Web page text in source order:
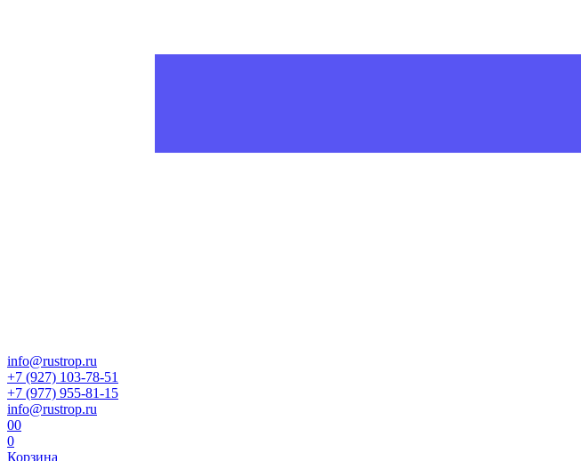
info@rustrop.ru
+7 (927) 103-78-51
+7 (977) 955-81-15
info@rustrop.ru
00
0
Корзина